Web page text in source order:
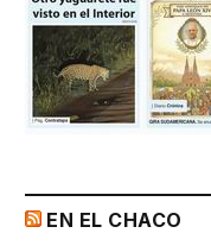
EN EL CHACO